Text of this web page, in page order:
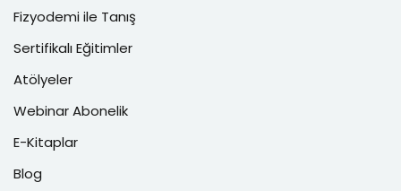
Fizyodemi ile Tanış
Sertifikalı Eğitimler
Atölyeler
Webinar Abonelik
E-Kitaplar
Blog